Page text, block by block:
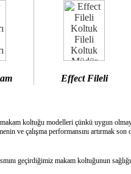
Effect Fileli
koltuğu modelleri çünkü uygun
ve çalışma performansını artırmak
geçirdiğimiz makam koltuğunun